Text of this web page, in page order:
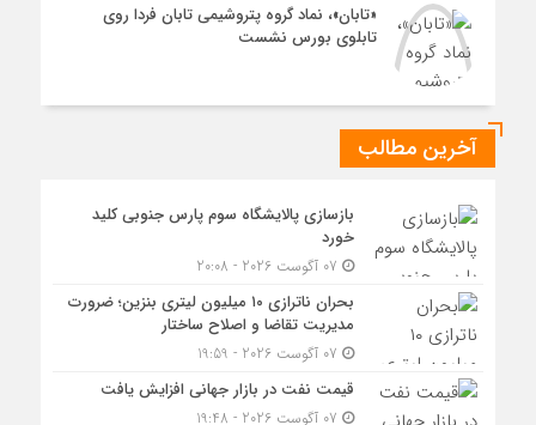
«تابان»، نماد گروه پتروشیمی تابان فردا روی
تابلوی بورس نشست
آخرین مطالب
بازسازی پالایشگاه سوم پارس جنوبی کلید
خورد
بحران ناترازی ۱۰ میلیون لیتری بنزین؛ ضرورت
مدیریت تقاضا و اصلاح ساختار
قیمت نفت در بازار جهانی افزایش یافت